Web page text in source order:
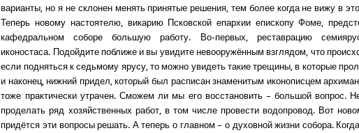
варианты, но я не склонен менять принятые решения, тем более когда не вижу в
Теперь новому настоятелю, викарию Псковской епархии епископу Фоме,
кафедральном соборе большую работу. Во-первых, реставрацию
иконостаса. Подойдите поближе и вы увидите невооружённым взглядом, что
если подняться к седьмому ярусу, то можно увидеть такие трещины, в которые
и наконец, нижний придел, который был расписан знаменитым иконописцем
тоже практически утрачен. Сможем ли мы его восстановить – большой вопрос.
проделать ряд хозяйственных работ, в том числе провести водопровод. Вот
придётся эти вопросы решать. А теперь о главном – о духовной жизни собора.